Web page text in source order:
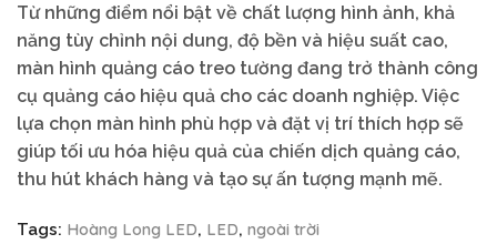
Từ những điểm nổi bật về chất lượng hình ảnh, khả
năng tùy chỉnh nội dung, độ bền và hiệu suất cao,
màn hình quảng cáo treo tường đang trở thành công
cụ quảng cáo hiệu quả cho các doanh nghiệp. Việc
lựa chọn màn hình phù hợp và đặt vị trí thích hợp sẽ
giúp tối ưu hóa hiệu quả của chiến dịch quảng cáo,
thu hút khách hàng và tạo sự ấn tượng mạnh mẽ.
Tags: Hoàng Long LED, LED, ngoài trời